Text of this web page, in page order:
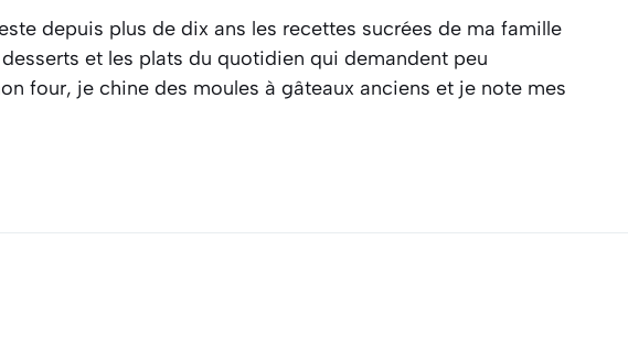
depuis plus de dix ans les recettes sucrées de ma famille
et les plats du quotidien qui demandent peu
four, je chine des moules à gâteaux anciens et je note mes